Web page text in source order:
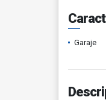
Garaje